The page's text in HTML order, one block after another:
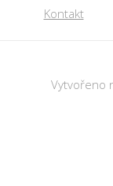
Kontakt
Vytvořeno